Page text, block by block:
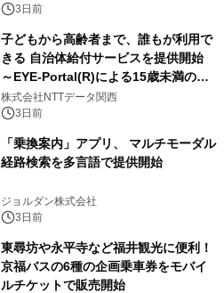
3日前
子どもから高齢者まで、誰もが利用で
きる 自治体給付サービスを提供開始
～EYE-Portal(R)による15歳未満の本
人認証と デジタルデバイド対策で実現
～
株式会社NTTデータ関西
3日前
「乗換案内」アプリ、 マルチモーダル
経路検索を多言語で提供開始
ジョルダン株式会社
3日前
東尋坊や永平寺など福井観光に便利！
京福バスの6種の企画乗車券をモバイ
ルチケットで販売開始